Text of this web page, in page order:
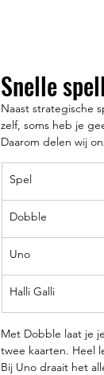
Snelle
Naast strategische
zelf, soms heb je
Daarom delen wij
Spel
Dobble
Uno
Halli Galli
Met Dobble laat je
twee kaarten. Heel
Bij Uno draait het